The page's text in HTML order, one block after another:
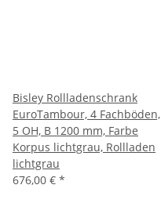
Bisley Rollladenschrank
EuroTambour, 4 Fachböden,
5 OH, B 1200 mm, Farbe
Korpus lichtgrau, Rollladen
lichtgrau
676,00 € *